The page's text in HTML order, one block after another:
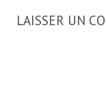
LAISSER UN